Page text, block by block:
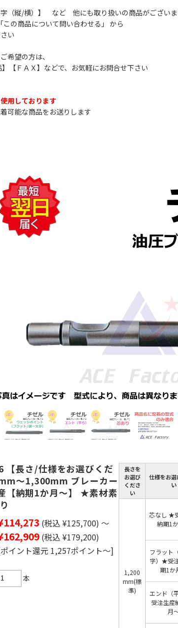
字（縦/横）】 など 他にも取り扱いの商品がござい
この商品について問い合わせる」 から
い
希望の方は、
】【ＦＡＸ】などで、お気軽にお問合せ下さい
用しております
可能な商品をお送りします
【長さ/仕様をお選びくだ
～1,300mm ブレーカー
【納期1か月～】 ★素材素
(税込 ¥125,700) ～
(税込 ¥179,200)
イント還元 1,257ポイント～]
本
長さを
お選び
くださ
い
仕様をお
い
1,200
mm(標
準)
芯なし ★
納期1
フラット
字）★受
期1か
エンド（
受注生産
月